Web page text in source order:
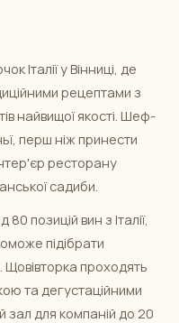
Італії у Вінниці, де
рецептами з
найвищої якості. Шеф-
перш ніж принести
ресторану
садиби.
позицій вин з Італії,
підібрати
Щовівторка проходять
та дегустаційними
для компаній до 20